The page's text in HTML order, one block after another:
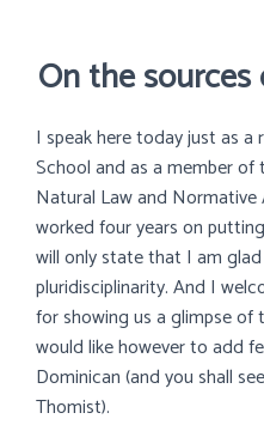
On the
I speak here today just as
School and as a member
Natural Law and Normative
worked four years on
will only state that I am
pluridisciplinarity. And I
for showing us a glimpse of
would like however to add
Dominican (and you shall
Thomist).